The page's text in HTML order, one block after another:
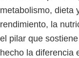
metabolismo, dieta
rendimiento, la
el pilar que
hecho la diferencia